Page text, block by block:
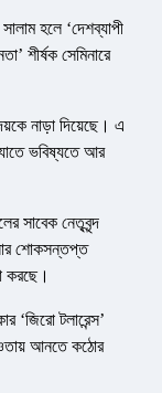
হলে ‘দেশব্যাপী
শীর্ষক সেমিনারে
নাড়া দিয়েছে। এ
ভবিষ্যতে আর
সাবেক নেতৃবৃন্দ
শোকসন্তপ্ত
করছে।
‘জিরো টলারেন্স’
আনতে কঠোর